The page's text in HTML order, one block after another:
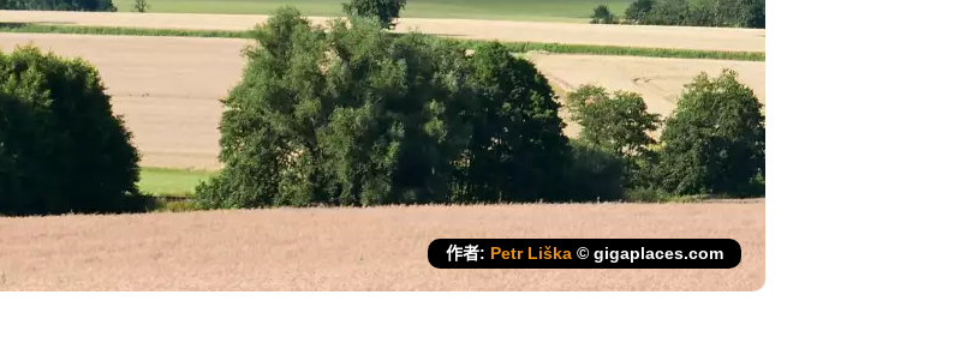
作者: Petr Liška © gigaplaces.com